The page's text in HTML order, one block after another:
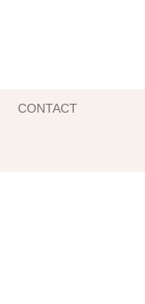
CONTACT